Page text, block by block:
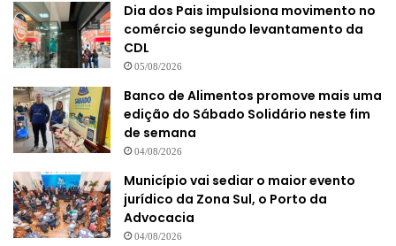
Dia dos Pais impulsiona movimento no
comércio segundo levantamento da
CDL
05/08/2026
Banco de Alimentos promove mais uma
edição do Sábado Solidário neste fim
de semana
04/08/2026
Município vai sediar o maior evento
jurídico da Zona Sul, o Porto da
Advocacia
04/08/2026